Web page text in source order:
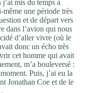
mis du temps à
même une période très
et de départ vers
dans l’avion qui nous
d’aller vivre (où le
donc un écho très
cet homme qui avait
m’a bouleversé :
Puis, j’ai eu la
Jonathan Coe et de le